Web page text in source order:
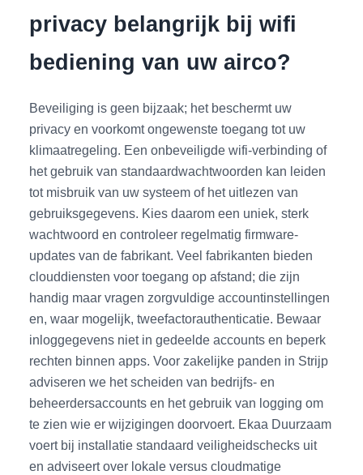
privacy belangrijk bij wifi
bediening van uw airco?
Beveiliging is geen bijzaak; het beschermt uw
privacy en voorkomt ongewenste toegang tot uw
klimaatregeling. Een onbeveiligde wifi-verbinding of
het gebruik van standaardwachtwoorden kan leiden
tot misbruik van uw systeem of het uitlezen van
gebruiksgegevens. Kies daarom een uniek, sterk
wachtwoord en controleer regelmatig firmware-
updates van de fabrikant. Veel fabrikanten bieden
clouddiensten voor toegang op afstand; die zijn
handig maar vragen zorgvuldige accountinstellingen
en, waar mogelijk, tweefactorauthenticatie. Bewaar
inloggegevens niet in gedeelde accounts en beperk
rechten binnen apps. Voor zakelijke panden in Strijp
adviseren we het scheiden van bedrijfs- en
beheerdersaccounts en het gebruik van logging om
te zien wie er wijzigingen doorvoert. Ekaa Duurzaam
voert bij installatie standaard veiligheidschecks uit
en adviseert over lokale versus cloudmatige